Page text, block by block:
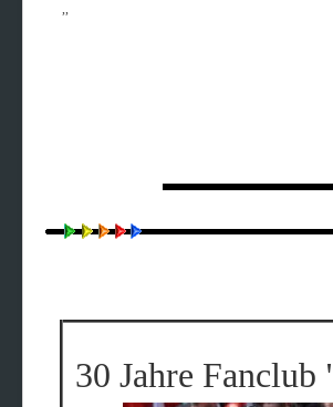
,,
30 Jahre